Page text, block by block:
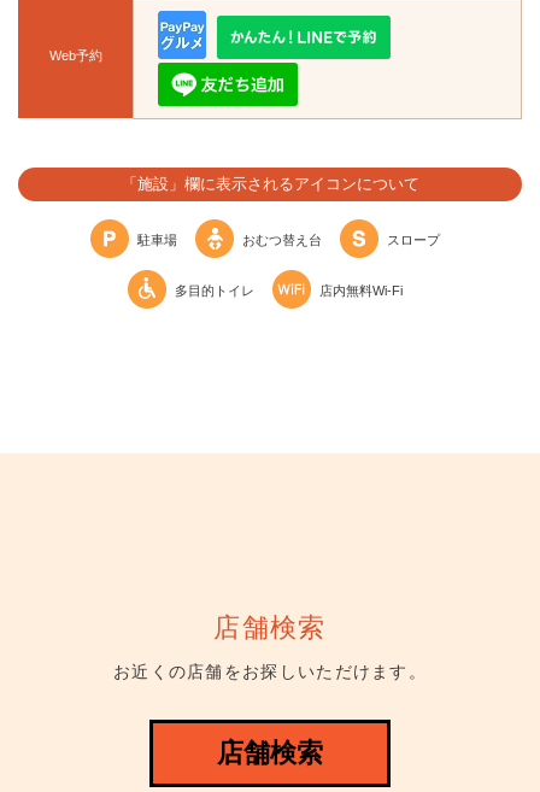
Web予約
「施設」欄に表示されるアイコンについて
駐車場 おむつ替え台 スロープ
多目的トイレ 店内無料Wi-Fi
店舗検索
お近くの店舗をお探しいただけます。
店舗検索